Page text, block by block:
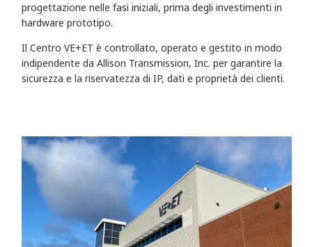
progettazione nelle fasi iniziali, prima degli investimenti in
hardware prototipo.
Il Centro VE+ET è controllato, operato e gestito in modo
indipendente da Allison Transmission, Inc. per garantire la
sicurezza e la riservatezza di IP, dati e proprietà dei clienti.